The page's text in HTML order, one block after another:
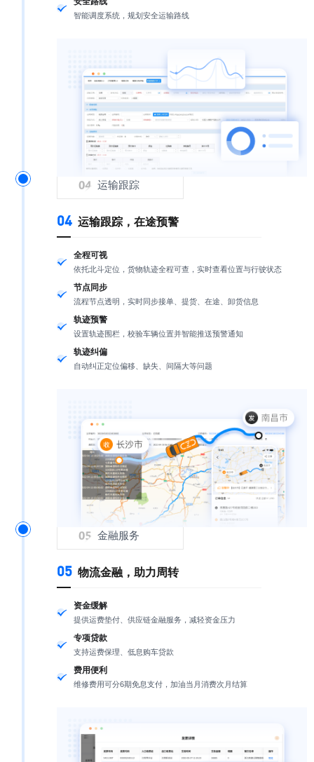
智能调度系统，规划安全运输路线
运输跟踪
04 运输跟踪，在途预警
全程可视
依托北斗定位，货物轨迹全程可查，实时查看位置与行驶状态
节点同步
流程节点透明，实时同步接单、提货、在途、卸货信息
轨迹预警
设置轨迹围栏，校验车辆位置并智能推送预警通知
轨迹纠偏
自动纠正定位偏移、缺失、间隔大等问题
金融服务
05 物流金融，助力周转
资金缓解
提供运费垫付、供应链金融服务，减轻资金压力
专项贷款
支持运费保理、低息购车贷款
费用便利
维修费用可分6期免息支付，加油当月消费次月结算